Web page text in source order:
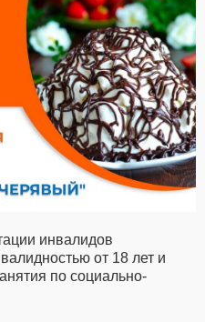
инвалидов
от 18 лет и
по социально-